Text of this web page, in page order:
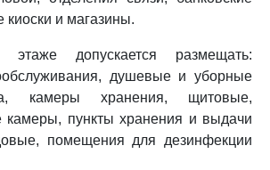
киоски и магазины.
допускается размещать:
душевые и уборные
камеры хранения, щитовые,
камеры, пункты хранения и выдачи
помещения для дезинфекции